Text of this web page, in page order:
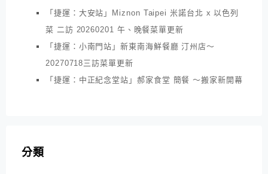
「捷運：大安站」Miznon Taipei 米諾台北 x 以色列
菜 二訪 20260201 午、晚餐菜單更新
「捷運：小南門站」新東南海鮮餐廳 汀州店～
20270718三訪菜單更新
「捷運：中正紀念堂站」郝家食堂 簡餐 ～搬家新開幕
分類